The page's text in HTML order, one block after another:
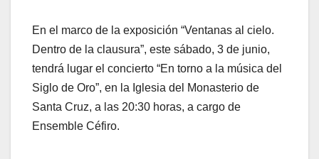
En el marco de la exposición “Ventanas al cielo.
Dentro de la clausura”, este sábado, 3 de junio,
tendrá lugar el concierto “En torno a la música del
Siglo de Oro”, en la Iglesia del Monasterio de
Santa Cruz, a las 20:30 horas, a cargo de
Ensemble Céfiro.